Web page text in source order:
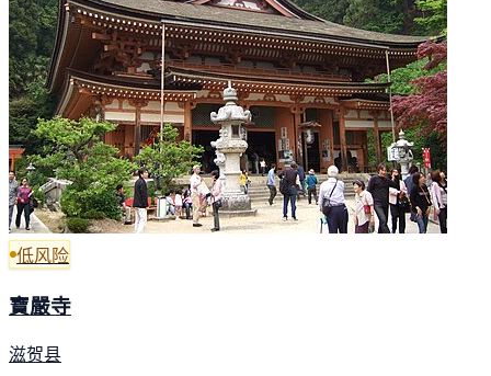
低风险
寶嚴寺
滋贺县